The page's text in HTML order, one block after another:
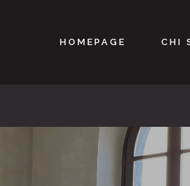
HOMEPAGE CHI